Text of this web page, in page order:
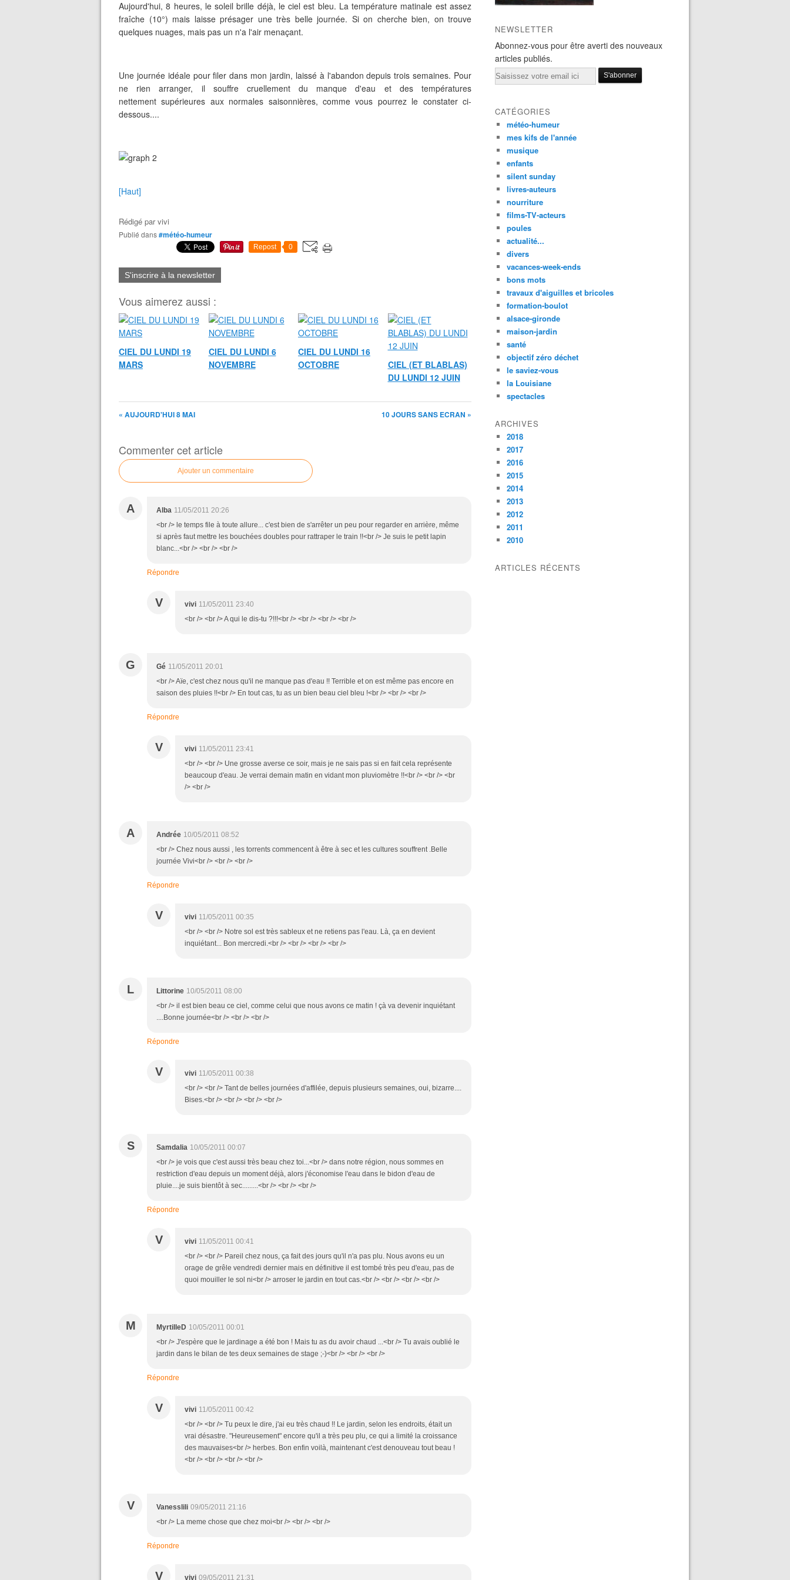
Aujourd'hui, 8 heures, le soleil brille déjà, le ciel est bleu. La température matinale est assez
fraîche (10°) mais laisse présager une très belle journée. Si on cherche bien, on trouve
quelques nuages, mais pas un n'a l'air menaçant.
Une journée idéale pour filer dans mon jardin, laissé à l'abandon depuis trois semaines. Pour
ne rien arranger, il souffre cruellement du manque d'eau et des températures
nettement supérieures aux normales saisonnières, comme vous pourrez le constater ci-
dessous....
[Haut]
Rédigé parvivi
Publié dans#météo-humeur
Repost 0
S'inscrire à la newsletter
Vous aimerez aussi :
CIEL DU LUNDI 19
MARS
CIEL DU LUNDI 6
NOVEMBRE
CIEL DU LUNDI 16
OCTOBRE
CIEL (ET BLABLAS)
DU LUNDI 12 JUIN
« AUJOURD'HUI 8 MAI 10 JOURS SANS ECRAN »
Commenter cet article
Ajouter un commentaire
A Alba 11/05/2011 20:26
<br /> le temps file à toute allure... c'est bien de s'arrêter un peu pour regarder en arrière, même
si après faut mettre les bouchées doubles pour rattraper le train !!<br /> Je suis le petit lapin
blanc...<br /> <br /> <br />
Répondre
V vivi 11/05/2011 23:40
<br /> <br /> A qui le dis-tu ?!!!<br /> <br /> <br /> <br />
G Gé 11/05/2011 20:01
<br /> Aïe, c'est chez nous qu'il ne manque pas d'eau !! Terrible et on est même pas encore en
saison des pluies !!<br /> En tout cas, tu as un bien beau ciel bleu !<br /> <br /> <br />
Répondre
V vivi 11/05/2011 23:41
<br /> <br /> Une grosse averse ce soir, mais je ne sais pas si en fait cela représente
beaucoup d'eau. Je verrai demain matin en vidant mon pluviomètre !!<br /> <br /> <br
/> <br />
A Andrée 10/05/2011 08:52
<br /> Chez nous aussi , les torrents commencent à être à sec et les cultures souffrent .Belle
journée Vivi<br /> <br /> <br />
Répondre
V vivi 11/05/2011 00:35
<br /> <br /> Notre sol est très sableux et ne retiens pas l'eau. Là, ça en devient
inquiétant... Bon mercredi.<br /> <br /> <br /> <br />
L Littorine 10/05/2011 08:00
<br /> il est bien beau ce ciel, comme celui que nous avons ce matin ! çà va devenir inquiétant
....Bonne journée<br /> <br /> <br />
Répondre
V vivi 11/05/2011 00:38
<br /> <br /> Tant de belles journées d'affilée, depuis plusieurs semaines, oui, bizarre....
Bises.<br /> <br /> <br /> <br />
S Samdalia 10/05/2011 00:07
<br /> je vois que c'est aussi très beau chez toi...<br /> dans notre région, nous sommes en
restriction d'eau depuis un moment déjà, alors j'économise l'eau dans le bidon d'eau de
pluie....je suis bientôt à sec.........<br /> <br /> <br />
Répondre
V vivi 11/05/2011 00:41
<br /> <br /> Pareil chez nous, ça fait des jours qu'il n'a pas plu. Nous avons eu un
orage de grêle vendredi dernier mais en définitive il est tombé très peu d'eau, pas de
quoi mouiller le sol ni<br /> arroser le jardin en tout cas.<br /> <br /> <br /> <br />
M MyrtilleD 10/05/2011 00:01
<br /> J'espère que le jardinage a été bon ! Mais tu as du avoir chaud ...<br /> Tu avais oublié le
jardin dans le bilan de tes deux semaines de stage ;-)<br /> <br /> <br />
Répondre
V vivi 11/05/2011 00:42
<br /> <br /> Tu peux le dire, j'ai eu très chaud !! Le jardin, selon les endroits, était un
vrai désastre. "Heureusement" encore qu'il a très peu plu, ce qui a limité la croissance
des mauvaises<br /> herbes. Bon enfin voilà, maintenant c'est denouveau tout beau !
<br /> <br /> <br /> <br />
V Vanesslili 09/05/2011 21:16
<br /> La meme chose que chez moi<br /> <br /> <br />
Répondre
V vivi 09/05/2011 21:31
NEWSLETTER
Abonnez-vous pour être averti des nouveaux
articles publiés.
Email
CATÉGORIES
météo-humeur
mes kifs de l'année
musique
enfants
silent sunday
livres-auteurs
nourriture
films-TV-acteurs
poules
actualité...
divers
vacances-week-ends
bons mots
travaux d'aiguilles et bricoles
formation-boulot
alsace-gironde
maison-jardin
santé
objectif zéro déchet
le saviez-vous
la Louisiane
spectacles
ARCHIVES
2018
2017
2016
2015
2014
2013
2012
2011
2010
ARTICLES RÉCENTS